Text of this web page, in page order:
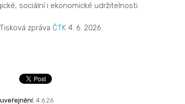
sociální i ekonomické udržitelnosti.
zpráva ČTK4. 6. 2026
4.6.26